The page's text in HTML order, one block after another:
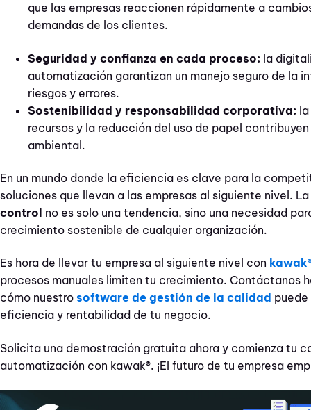
que las empresas reaccionen rápidamente a
demandas de los clientes.
Seguridad y confianza en cada proceso: la
automatización garantizan un manejo seguro de la
riesgos y errores.
Sostenibilidad y responsabilidad corporativa:
recursos y la reducción del uso de papel
ambiental.
En un mundo donde la eficiencia es clave para la
soluciones que llevan a las empresas al siguiente nivel. La
control no es solo una tendencia, sino una necesidad
crecimiento sostenible de cualquier organización.
Es hora de llevar tu empresa al siguiente nivel con
procesos manuales limiten tu crecimiento. Contáctanos
cómo nuestro software de gestión de la calidad
eficiencia y rentabilidad de tu negocio.
Solicita una demostración gratuita ahora y comienza tu
automatización con kawak®. ¡El futuro de tu empresa